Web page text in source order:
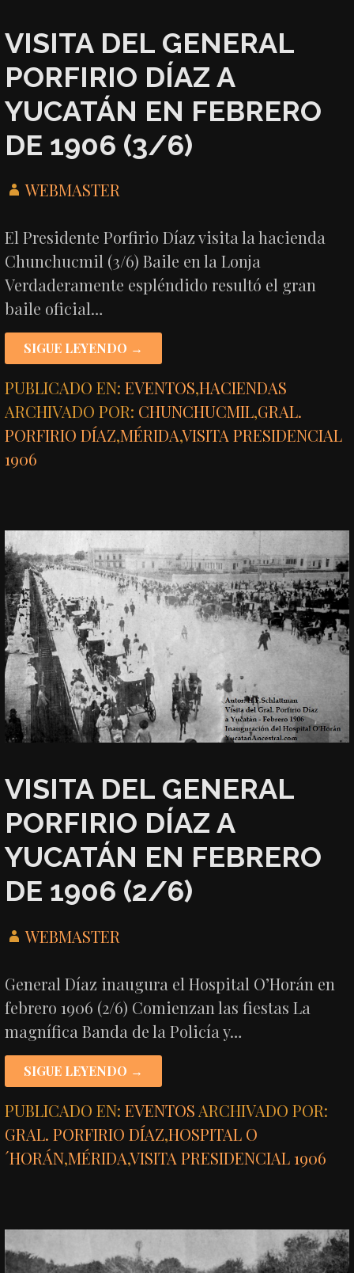
VISITA DEL GENERAL
PORFIRIO DÍAZ A
YUCATÁN EN FEBRERO
DE 1906 (3/6)
WEBMASTER
El Presidente Porfirio Díaz visita la hacienda
Chunchucmil (3/6) Baile en la Lonja
Verdaderamente espléndido resultó el gran
baile oficial…
SIGUE LEYENDO →
PUBLICADO EN:EVENTOS,HACIENDAS
ARCHIVADO POR: CHUNCHUCMIL,GRAL.
PORFIRIO DÍAZ,MÉRIDA,VISITA PRESIDENCIAL
1906
VISITA DEL GENERAL
PORFIRIO DÍAZ A
YUCATÁN EN FEBRERO
DE 1906 (2/6)
WEBMASTER
General Díaz inaugura el Hospital O’Horán en
febrero 1906 (2/6) Comienzan las fiestas La
magnífica Banda de la Policía y…
SIGUE LEYENDO →
PUBLICADO EN:EVENTOS ARCHIVADO POR:
GRAL. PORFIRIO DÍAZ,HOSPITAL O
´HORÁN,MÉRIDA,VISITA PRESIDENCIAL 1906